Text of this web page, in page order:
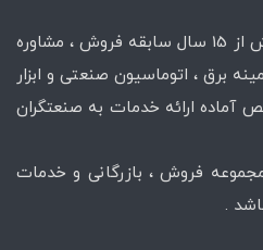
شرکت آریا الکتریک مهر با بیش از 15 سال سابقه فروش ، مشاوره
برق ، اتوماسیون صنعتی و ابزار
ارائه خدمات به صنعتگران
فروش ، بازرگانی و خدمات
.